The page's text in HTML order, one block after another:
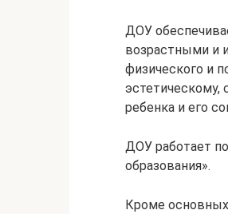
ДОУ
возрастными и
физического и
эстетическому,
ребенка и его
ДОУ работает
образования».
Кроме